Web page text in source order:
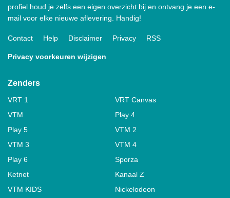
profiel houd je zelfs een eigen overzicht bij en ontvang je een e-
mail voor elke nieuwe aflevering. Handig!
Contact Help Disclaimer Privacy RSS
Privacy voorkeuren wijzigen
Zenders
VRT 1
VRT Canvas
VTM
Play 4
Play 5
VTM 2
VTM 3
VTM 4
Play 6
Sporza
Ketnet
Kanaal Z
VTM KIDS
Nickelodeon